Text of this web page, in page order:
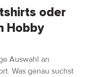
oder
Hobby
Auswahl an
Was genau suchst